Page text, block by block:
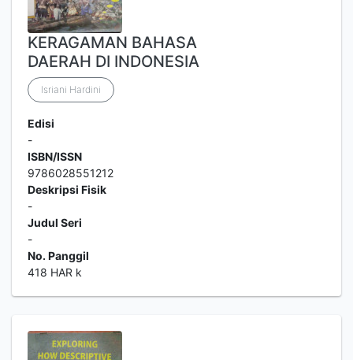
KERAGAMAN BAHASA
DAERAH DI INDONESIA
Isriani Hardini
Edisi
-
ISBN/ISSN
9786028551212
Deskripsi Fisik
-
Judul Seri
-
No. Panggil
418 HAR k